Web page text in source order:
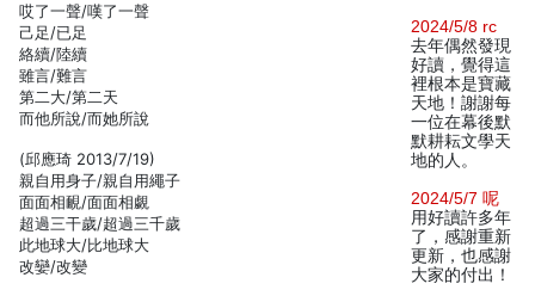
哎了一聲/嘆了一聲
己足/已足
絡續/陸續
雖言/難言
第二大/第二天
而他所說/而她所說
(邱應琦 2013/7/19)
親自用身子/親自用繩子
面面相靦/面面相覷
超過三干歲/超過三千歲
此地球大/比地球大
改孌/改變
2024/5/8 rc
去年偶然發現
好讀，覺得這
裡根本是寶藏
天地！謝謝每
一位在幕後默
默耕耘文學天
地的人。
2024/5/7 呢
用好讀許多年
了，感謝重新
更新，也感謝
大家的付出！